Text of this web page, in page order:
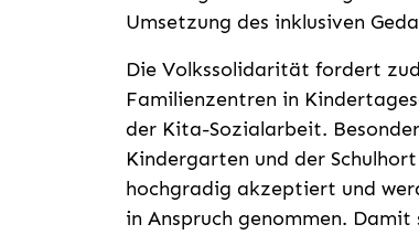
Umsetzung des inklusiven
Die Volkssolidarität fordert
Familienzentren in
der Kita-Sozialarbeit.
Kindergarten und der
hochgradig akzeptiert und
in Anspruch genommen.